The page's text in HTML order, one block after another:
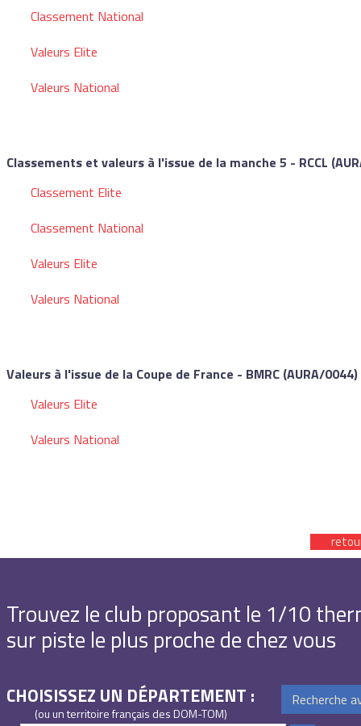
Classement National
Valeurs Elite
Valeurs National
Classements et valeurs à l'issue de la manche 5 - RCCL
Classement Elite
Classement National
Valeurs Elite
Valeurs National
Valeurs à l'issue de la Coupe de France - BMRC (AURA/0044)
Valeurs Elite
Valeurs National
Trouvez le club proposant le 1/10
sur piste le plus proche de chez vous
Recherche
CHOISISSEZ UN DÉPARTEMENT :
(ou un territoire français des DOM-TOM)